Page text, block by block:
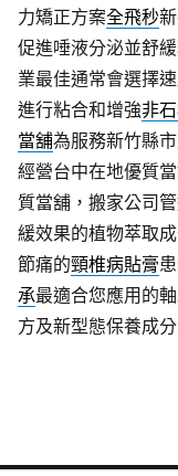
力矯正方案全飛秒
促進唾液分泌並舒
業最佳通常會選擇
進行粘合和增強非
當舖為服務新竹縣
經營台中在地優質
質當舖，搬家公司
緩效果的植物萃取
節痛的頸椎病貼膏
承最適合您應用的
方及新型態保養成